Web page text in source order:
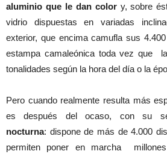
aluminio que le dan colory, sobre
vidrio dispuestas en variadas
exterior, que encima camufla sus
estampa camaleónica toda vez que
tonalidades según la hora del día o la
Pero cuando realmente resulta más
es después del ocaso, con su
nocturna: dispone de más de 4.000
permiten poner en marcha